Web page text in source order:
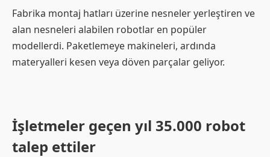
Fabrika montaj hatları üzerine nesneler yerleştiren ve
alan nesneleri alabilen robotlar en popüler
modellerdi. Paketlemeye makineleri, ardında
materyalleri kesen veya döven parçalar geliyor.
İşletmeler geçen yıl 35.000 robot
talep ettiler